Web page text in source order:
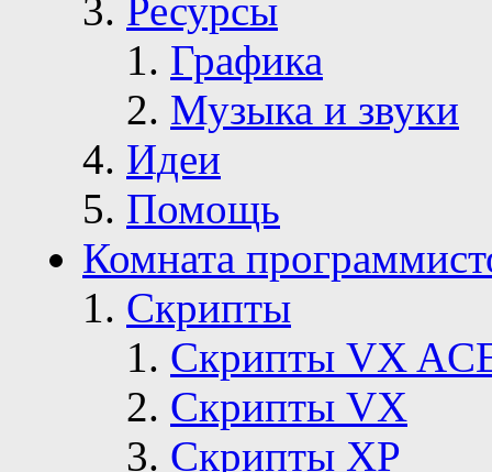
Ресурсы
Графика
Музыка и звуки
Идеи
Помощь
Комната
Скрипты
Скрипты VX
Скрипты VX
Скрипты ХР